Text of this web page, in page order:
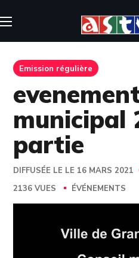
Emission régulière
municipal
partie
DIFFUSÉE LE LE 16 MARS 2021
2136 VUES
ÉVÉNEMENTS